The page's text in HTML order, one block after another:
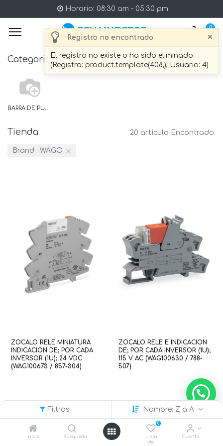
Registro no encontrado ×
El registro no existe o ha sido eliminado.
(Registro: product.template(408,), Usuario: 4)
Filtros Nombre: Z a A
Inicio Búsqueda
0
Lista
de
Cuenta
Horario: 08:30 am - 05:30 pm
0
Categories
BARRA DE PUENTE
Tienda 20 artículo Encontrado.
Brand : WAGO
ZOCALO RELE MINIATURA
INDICACION DE; POR CADA
INVERSOR (1U); 24 VDC
(WAG100673 / 857-304)
ZOCALO RELE E INDICACION
DE; POR CADA INVERSOR (1U);
115 V AC (WAG100630 / 788-
507)